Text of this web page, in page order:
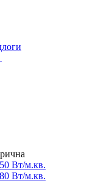
Вт/м.кв.
Вт/м.кв.